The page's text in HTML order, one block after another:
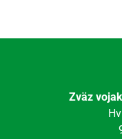
Zväz